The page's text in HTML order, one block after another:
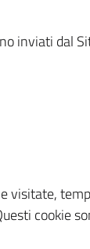
inviati dal
visitate,
cookie